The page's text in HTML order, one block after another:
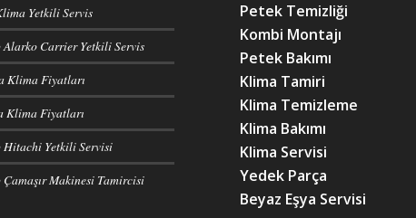
Yetkili Servis
Alarko Carrier Yetkili Servis
Klima Fiyatları
Klima Fiyatları
Hitachi Yetkili Servisi
Makinesi Tamircisi
Petek Temizliği
Kombi Montajı
Petek Bakımı
Klima Tamiri
Klima Temizleme
Klima Bakımı
Klima Servisi
Yedek Parça
Beyaz Eşya Servisi